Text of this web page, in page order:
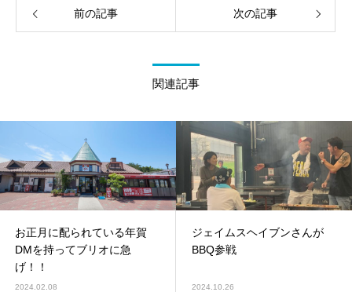
前の記事 次の記事
関連記事
お正月に配られている年賀
DMを持ってブリオに急
げ！！
2024.02.08
ジェイムスヘイブンさんが
BBQ参戦
2024.10.26